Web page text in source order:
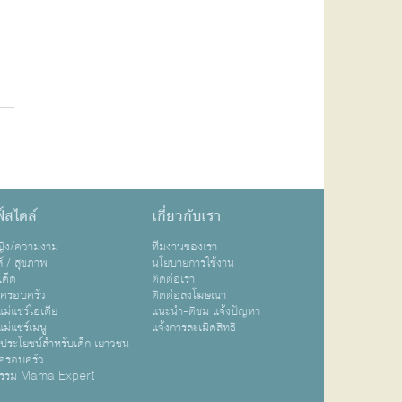
ไตล์
/ความงาม
/ สุขภาพ
ด็ด
รอบครัว
แชร์ไอเดีย
แชร์เมนู
ระโยชน์สำหรับเด็ก เยาวชน
รอบครัว
รม Mama Expert
เกี่ยวกับเรา
ทีมงานของเรา
นโยบายการใช้งาน
ติดต่อเรา
ติดต่อลงโฆษณา
แนะนำ-ติชม แจ้งปัญหา
แจ้งการละเมิดสิทธิ